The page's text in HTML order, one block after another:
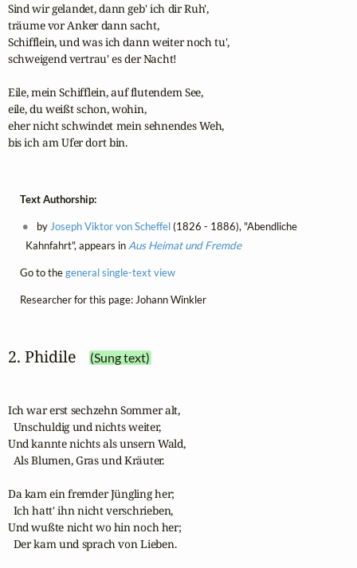
Sind wir gelandet, dann geb' ich dir Ruh',
träume vor Anker dann sacht,
Schifflein, und was ich dann weiter noch tu',
schweigend vertrau' es der Nacht!
Eile, mein Schifflein, auf flutendem See,
eile, du weißt schon, wohin,
eher nicht schwindet mein sehnendes Weh,
bis ich am Ufer dort bin.
Text Authorship:
by Joseph Viktor von Scheffel(1826 - 1886), "Abendliche
Kahnfahrt", appears in Aus Heimat und Fremde
Go to thegeneral single-text view
Researcher for this page: Johann Winkler
2. Phidile (Sung text)
Ich war erst sechzehn Sommer alt,
  Unschuldig und nichts weiter,
Und kannte nichts als unsern Wald,
  Als Blumen, Gras und Kräuter.
Da kam ein fremder Jüngling her;
  Ich hatt' ihn nicht verschrieben,
Und wußte nicht wo hin noch her;
  Der kam und sprach von Lieben.